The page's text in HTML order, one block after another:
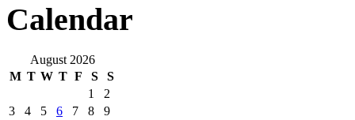
Calendar
August 2026
M T W T F S
S
1
2
3
4 5 6 7 8
9